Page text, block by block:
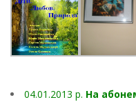
04.01.2013 p. На